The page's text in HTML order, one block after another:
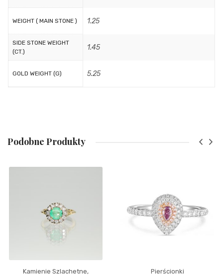
WEIGHT ( MAIN STONE ) 1.25
SIDE STONE WEIGHT
(CT.)
1.45
GOLD WEIGHT (G) 5.25
Podobne Produkty
Kamienie Szlachetne,
Pierścionki